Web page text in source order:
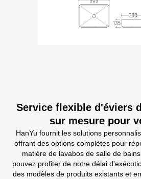
Service flexible d'éviers
sur mesure pour
HanYu fournit les solutions
offrant des options complètes pour
matière de lavabos de salle de
pouvez profiter de notre délai
des modèles de produits existants et